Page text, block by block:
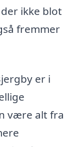
ikke blot
fremmer
er i
være alt fra